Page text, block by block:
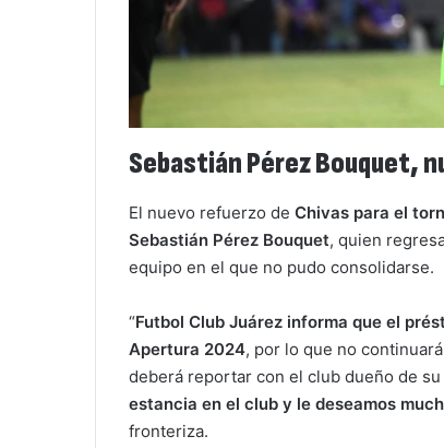
Sebastián Pérez Bouquet,
El nuevo refuerzo de Chivas para el
Sebastián Pérez Bouquet, quien
equipo en el que no pudo consolidarse.
“Futbol Club Juárez informa que el
Apertura 2024, por lo que no
deberá reportar con el club dueño de su
estancia en el club y le deseamos
fronteriza.